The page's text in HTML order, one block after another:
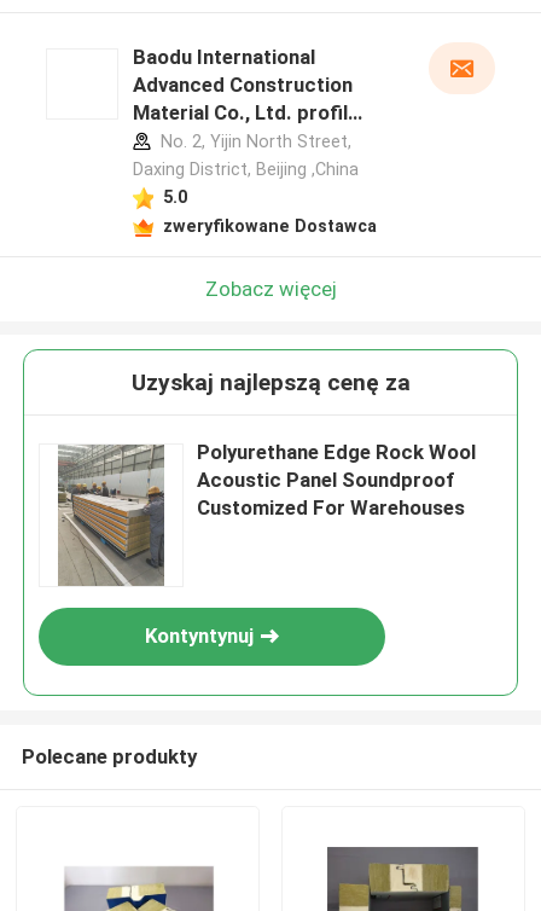
Baodu International
Advanced Construction
Material Co., Ltd. profil
producenta
No. 2, Yijin North Street,
Daxing District, Beijing ,China
5.0
zweryfikowane Dostawca
Zobacz więcej
Uzyskaj najlepszą cenę za
Polyurethane Edge Rock Wool
Acoustic Panel Soundproof
Customized For Warehouses
Kontyntynuj
Polecane produkty